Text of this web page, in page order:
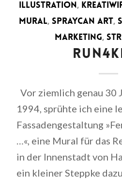
ILLUSTRATION,
MURAL, SPRAYCAN ART,
MARKETING,
Vor ziemlich genau 30
1994, sprühte ich eine
Fassadengestaltung
…«, eine Mural für das
in der Innenstadt von
ein kleiner Steppke